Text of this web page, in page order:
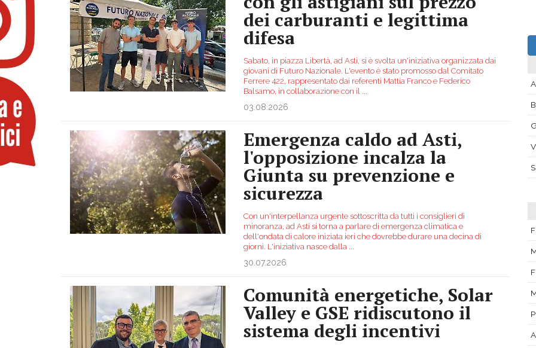
dei carburanti e legittima
difesa
Sabato, in piazza Libertà, ad Asti, si è svolta un'iniziativa organizzata dai
giovani di Futuro Nazionale. L'evento è stato promosso dal Comitato
Ferrere 422, rappresentato dai referenti Mattia Franco e Federico
Balsamo, in collaborazione con il
03.08.2026
Emergenza caldo ad Asti,
l'opposizione incalza la
Giunta su prevenzione e
sicurezza
Con un'interpellanza urgente sottoscritta da tutti i consiglieri di
minoranza, ad Asti si torna a parlare di emergenza climatica e
dell'ondata di calore iniziata ieri che dovrebbe durare una decina di
giorni. L'iniziativa nasce dalla
30.07.2026
Comunità energetiche, Solar
Valley e GSE ridiscutono il
sistema degli incentivi